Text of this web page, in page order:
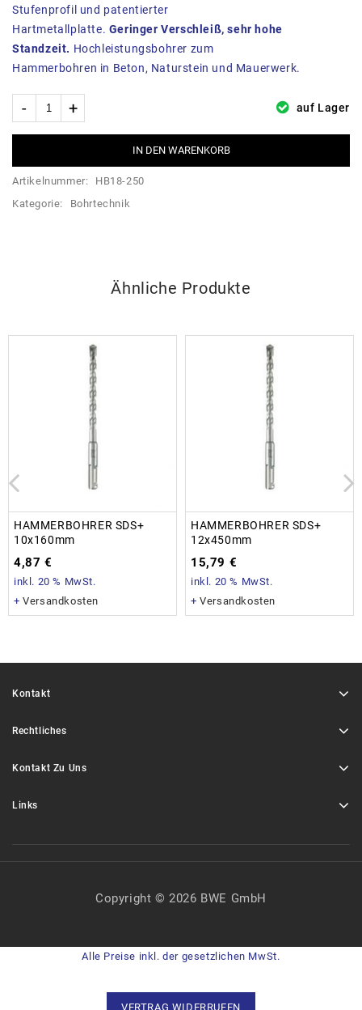
Stufenprofil und patentierter
Hartmetallplatte. Geringer Verschleiß, sehr hohe
Standzeit. Hochleistungsbohrer zum
Hammerbohren in Beton, Naturstein und Mauerwerk.
auf Lager
IN DEN WARENKORB
Artikelnummer:
HB18-250
Kategorie:
Bohrtechnik
Ähnliche Produkte
HAMMERBOHRER SDS+
10x160mm
4,87 €
inkl. 20 % MwSt.
+Versandkosten
HAMMERBOHRER SDS+
12x450mm
15,79 €
inkl. 20 % MwSt.
+Versandkosten
Kontakt
Rechtliches
Kontakt Zu Uns
Links
Copyright © 2026 BWE GmbH
Alle Preise inkl. der gesetzlichen MwSt.
VERTRAG WIDERRUFEN